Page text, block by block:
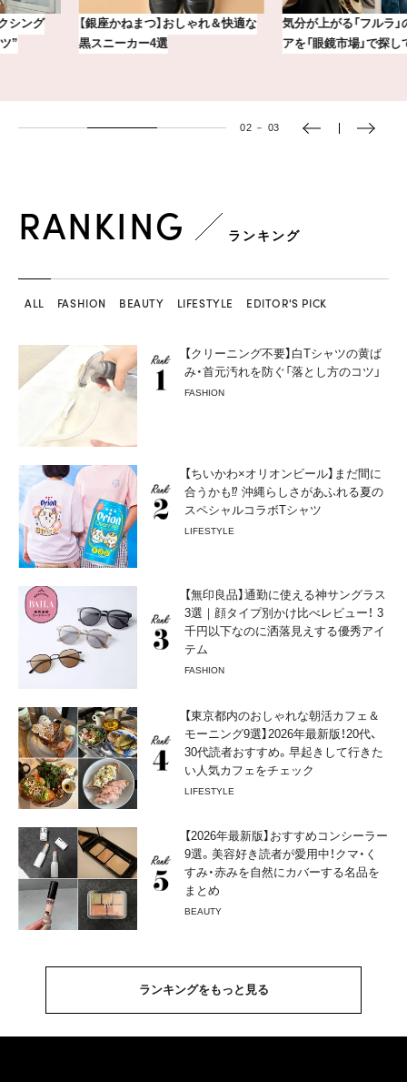
【銀座かねまつ】おしゃれ＆快適な
黒スニーカー4選
気分が上がる「フルラ」のアイウェ
アを「眼鏡市場」で探して。
03 － 03
RANKING ランキング
ALL FASHION BEAUTY LIFESTYLE EDITOR'S PICK
【クリーニング不要】白Tシャツの黄ば
み・首元汚れを防ぐ「落とし方のコツ」
FASHION
【ちいかわ×オリオンビール】まだ間に
合うかも⁉︎ 沖縄らしさがあふれる夏の
スペシャルコラボTシャツ
LIFESTYLE
【無印良品】通勤に使える神サングラス
3選｜顔タイプ別かけ比べレビュー！ 3
千円以下なのに洒落見えする優秀アイ
テム
FASHION
【東京都内のおしゃれな朝活カフェ＆
モーニング9選】2026年最新版！20代、
30代読者おすすめ。早起きして行きた
い人気カフェをチェック
LIFESTYLE
【2026年最新版】おすすめコンシーラー
9選。美容好き読者が愛用中！クマ・く
すみ・赤みを自然にカバーする名品を
まとめ
BEAUTY
ランキングをもっと見る